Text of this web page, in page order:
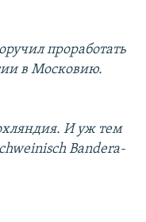
проработать
в Московию.
И уж тем
Bandera-